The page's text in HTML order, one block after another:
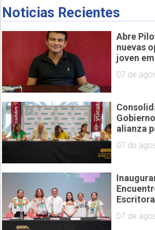
Noticias Recientes
Abre
nuevas
joven
07 de
alianza
07 de
07 de